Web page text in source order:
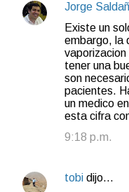
Jorge
Existe un
embargo, la
tener una
son
pacientes.
un medico
esta cifra
9:18 p.m.
tobi dijo…